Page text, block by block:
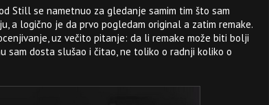
Still se nametnuo za gledanje samim tim što sam
a logično je da prvo pogledam original a zatim remake.
uz večito pitanje: da li remake može biti bolji
sam dosta slušao i čitao, ne toliko o radnji koliko o